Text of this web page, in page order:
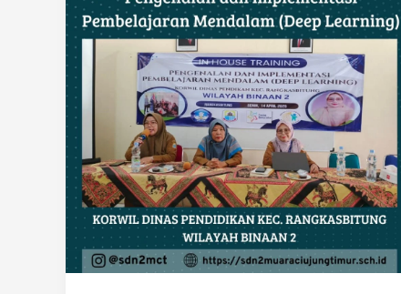
WILBI
2
PENGENALAN
DAN
IMPLEMENTASI
PEMBELAJARAN
MENDALAM
(DEEP
LEARNING)